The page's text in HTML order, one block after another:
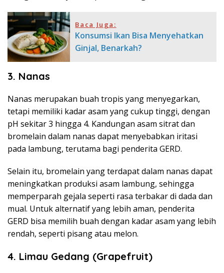
Baca Juga:
Konsumsi Ikan Bisa Menyehatkan
Ginjal, Benarkah?
3. Nanas
Nanas merupakan buah tropis yang menyegarkan,
tetapi memiliki kadar asam yang cukup tinggi, dengan
pH sekitar 3 hingga 4. Kandungan asam sitrat dan
bromelain dalam nanas dapat menyebabkan iritasi
pada lambung, terutama bagi penderita GERD.
Selain itu, bromelain yang terdapat dalam nanas dapat
meningkatkan produksi asam lambung, sehingga
memperparah gejala seperti rasa terbakar di dada dan
mual. Untuk alternatif yang lebih aman, penderita
GERD bisa memilih buah dengan kadar asam yang lebih
rendah, seperti pisang atau melon.
4. Limau Gedang (Grapefruit)